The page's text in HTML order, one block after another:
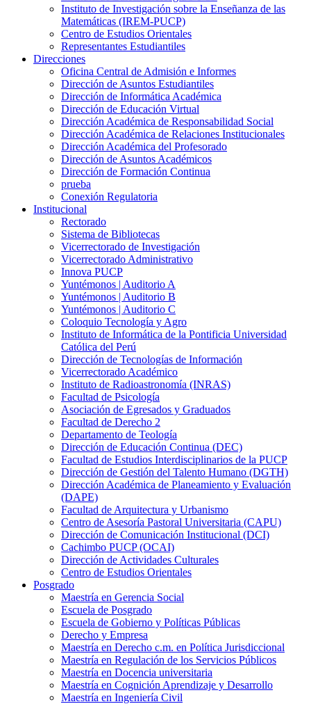
Instituto de Investigación sobre la Enseñanza de las
Matemáticas (IREM-PUCP)
Centro de Estudios Orientales
Representantes Estudiantiles
Direcciones
Oficina Central de Admisión e Informes
Dirección de Asuntos Estudiantiles
Dirección de Informática Académica
Dirección de Educación Virtual
Dirección Académica de Responsabilidad Social
Dirección Académica de Relaciones Institucionales
Dirección Académica del Profesorado
Dirección de Asuntos Académicos
Dirección de Formación Continua
prueba
Conexión Regulatoria
Institucional
Rectorado
Sistema de Bibliotecas
Vicerrectorado de Investigación
Vicerrectorado Administrativo
Innova PUCP
Yuntémonos | Auditorio A
Yuntémonos | Auditorio B
Yuntémonos | Auditorio C
Coloquio Tecnología y Agro
Instituto de Informática de la Pontificia Universidad
Católica del Perú
Dirección de Tecnologías de Información
Vicerrectorado Académico
Instituto de Radioastronomía (INRAS)
Facultad de Psicología
Asociación de Egresados y Graduados
Facultad de Derecho 2
Departamento de Teología
Dirección de Educación Continua (DEC)
Facultad de Estudios Interdisciplinarios de la PUCP
Dirección de Gestión del Talento Humano (DGTH)
Dirección Académica de Planeamiento y Evaluación
(DAPE)
Facultad de Arquitectura y Urbanismo
Centro de Asesoría Pastoral Universitaria (CAPU)
Dirección de Comunicación Institucional (DCI)
Cachimbo PUCP (OCAI)
Dirección de Actividades Culturales
Centro de Estudios Orientales
Posgrado
Maestría en Gerencia Social
Escuela de Posgrado
Escuela de Gobierno y Políticas Públicas
Derecho y Empresa
Maestría en Derecho c.m. en Política Jurisdiccional
Maestría en Regulación de los Servicios Públicos
Maestría en Docencia universitaria
Maestría en Cognición Aprendizaje y Desarrollo
Maestría en Ingeniería Civil